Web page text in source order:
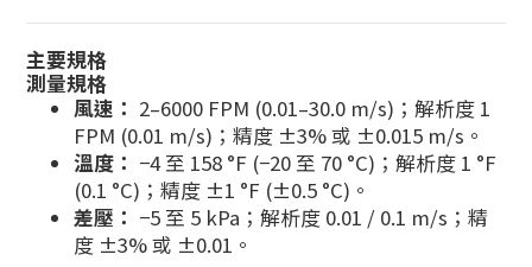
主要規格
測量規格
風速： 2–6000 FPM (0.01–30.0 m/s)；解析度 1
FPM (0.01 m/s)；精度 ±3% 或 ±0.015 m/s。
溫度： −4 至 158 °F (−20 至 70 °C)；解析度 1 °F
(0.1 °C)；精度 ±1 °F (±0.5 °C)。
差壓： −5 至 5 kPa；解析度 0.01 / 0.1 m/s；精
度 ±3% 或 ±0.01。